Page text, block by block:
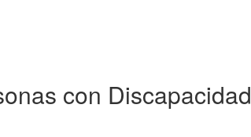
con Discapacidad